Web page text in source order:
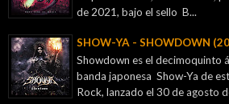
de 2021, bajo el sello B...
SHOW-YA - SHOWDOWN
Showdown es el decimoquinto
banda japonesa Show-Ya de
Rock, lanzado el 30 de agosto